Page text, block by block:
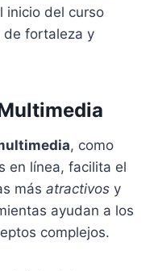
inicio del curso
de fortaleza y
, como
en línea, facilita el
más atractivos y
ayudan a los
complejos.